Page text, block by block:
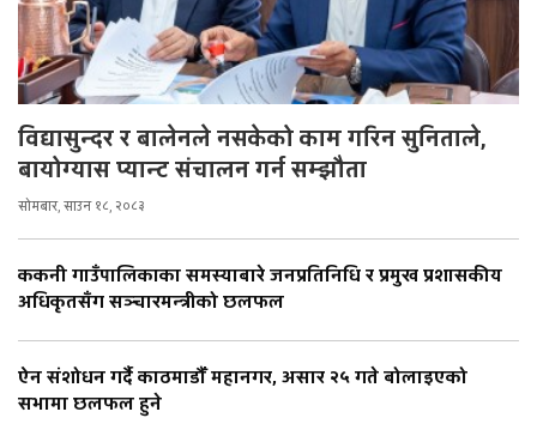
विद्यासुन्दर र बालेनले नसकेको काम गरिन सुनिताले,
बायोग्यास प्यान्ट संचालन गर्न सम्झौता
सोमबार, साउन १८, २०८३
ककनी गाउँपालिकाका समस्याबारे जनप्रतिनिधि र प्रमुख प्रशासकीय
अधिकृतसँग सञ्चारमन्त्रीको छलफल
ऐन संशोधन गर्दै काठमाडौँ महानगर, असार २५ गते बोलाइएको
सभामा छलफल हुने